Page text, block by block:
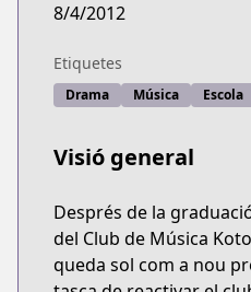
8/4/2012
Etiquetes
Drama Música Escola
Visió general
Després de la
del Club de Música
queda sol com a nou